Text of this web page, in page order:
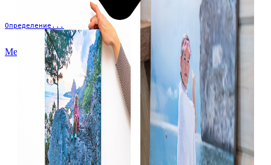
Определение...
Меню